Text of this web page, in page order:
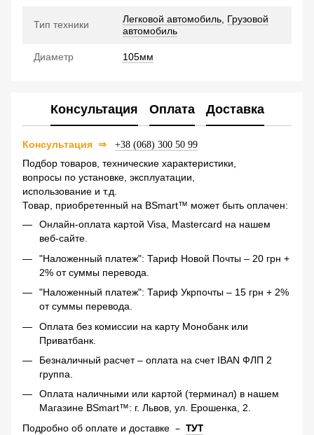
Тип техники Легковой автомобиль, Грузовой
автомобиль
Диаметр 105мм
Консультация Оплата Доставка
Консультация ⇒ +38 (068) 300 50 99
Подбор товаров, технические характеристики,
вопросы по установке, эксплуатации,
использование и т.д.
Товар, приобретенный на BSmart™ может быть оплачен:
Онлайн-оплата картой Visa, Mastercard на нашем
веб-сайте.
"Наложенный платеж": Тариф Новой Почты – 20 грн +
2% от суммы перевода.
"Наложенный платеж": Тариф Укрпочты – 15 грн + 2%
от суммы перевода.
Оплата без комиссии на карту Монобанк или
Приватбанк.
Безналичный расчет – оплата на счет IBAN ФЛП 2
группа.
Оплата наличными или картой (терминал) в нашем
Магазине BSmart™: г. Львов, ул. Ерошенка, 2.
Подробно об оплате и доставке – ТУТ